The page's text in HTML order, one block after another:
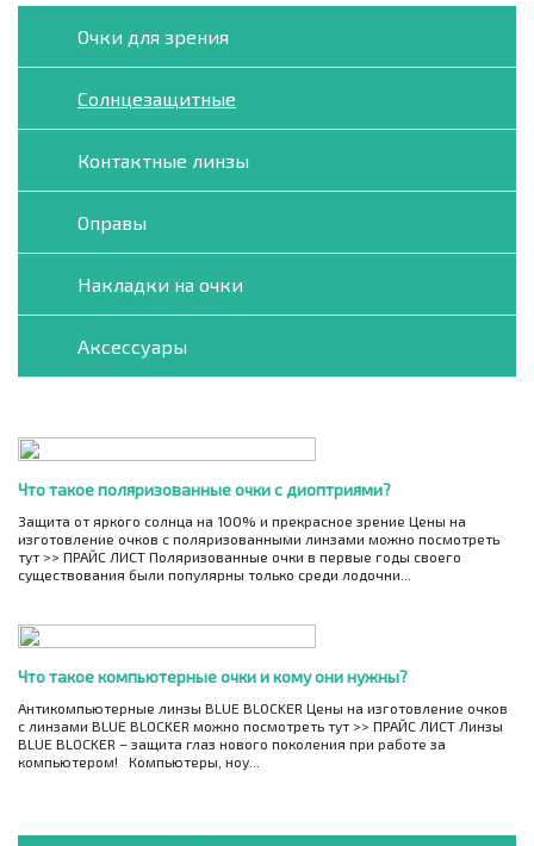
Очки для зрения
Солнцезащитные
Контактные линзы
Оправы
Накладки на очки
Аксессуары
Что такое поляризованные очки с диоптриями?
Защита от яркого солнца на 100% и прекрасное зрение Цены на
изготовление очков с поляризованными линзами можно посмотреть
тут >> ПРАЙС ЛИСТ Поляризованные очки в первые годы своего
существования были популярны только среди лодочни...
Что такое компьютерные очки и кому они нужны?
Антикомпьютерные линзы BLUE BLOCKER Цены на изготовление очков
с линзами BLUE BLOCKER можно посмотреть тут >> ПРАЙС ЛИСТ Линзы
BLUE BLOCKER – защита глаз нового поколения при работе за
компьютером! Компьютеры, ноу...